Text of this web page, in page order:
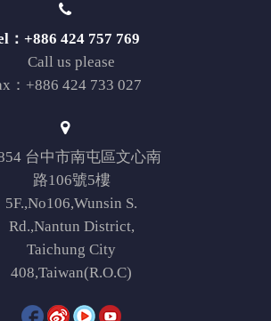
：+886 424 757 769
Call us please
：+886 424 733 027
台中市南屯區文心南
路106號5樓
5F.,No106,Wunsin S.
Rd.,Nantun District,
Taichung City
408,Taiwan(R.O.C)